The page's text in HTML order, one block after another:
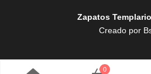
Zapatos
Creado por
0